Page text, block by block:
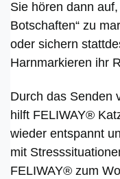
Sie hören dann
Botschaften“ zu
oder sichern
Harnmarkieren ihr
Durch das Senden
hilft FELIWAY®
wieder entspannt
mit
FELIWAY® zum